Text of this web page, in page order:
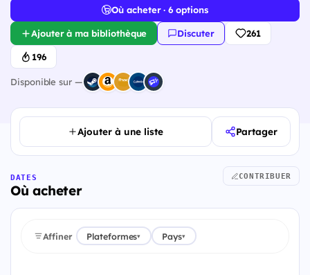
Où acheter · 6 options
Ajouter à ma bibliothèque Discuter 261
196
Disponible sur —
Ajouter à une liste Partager
DATES
Où acheter
CONTRIBUER
Affiner Plateformes▾ Pays▾